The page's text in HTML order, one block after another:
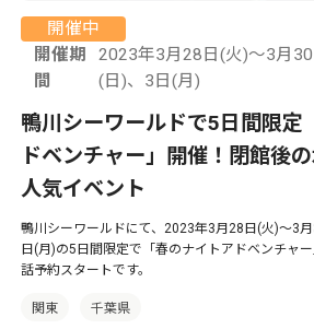
開催中
開催期
間
2023年3月28日(火)～3月
(日)、3日(月)
鴨川シーワールドで5日間限定
ドベンチャー」開催！閉館後
人気イベント
鴨川シーワールドにて、2023年3月28日(火)～3
日(月)の5日間限定で「春のナイトアドベンチャ
話予約スタートです。
関東 千葉県